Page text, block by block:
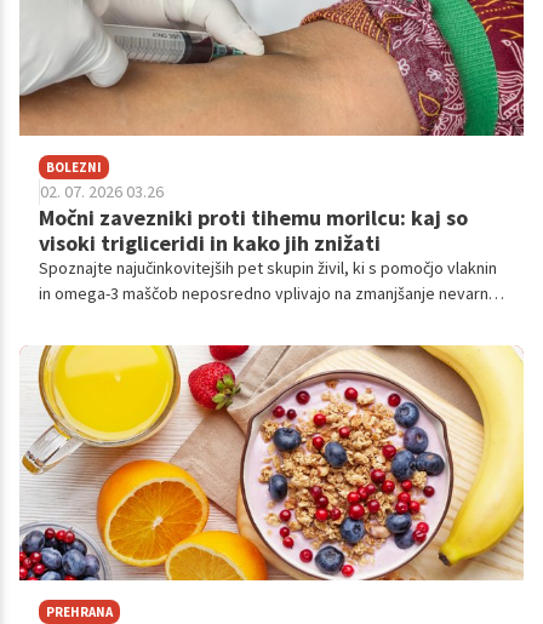
BOLEZNI
02. 07. 2026 03.26
Močni zavezniki proti tihemu morilcu: kaj so
visoki trigliceridi in kako jih znižati
Spoznajte najučinkovitejših pet skupin živil, ki s pomočjo vlaknin
in omega-3 maščob neposredno vplivajo na zmanjšanje nevarnih
PREHRANA